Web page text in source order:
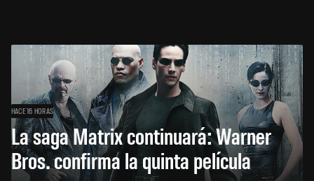
HACE 16 HORAS
La saga Matrix continuará: Warner
Bros. confirma la quinta película